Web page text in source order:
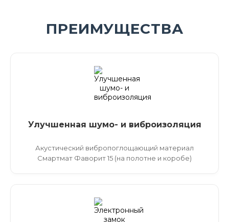
ПРЕИМУЩЕСТВА
Улучшенная шумо- и виброизоляция
Акустический вибропоглощающий материал
Смартмат Фаворит 15 (на полотне и коробе)